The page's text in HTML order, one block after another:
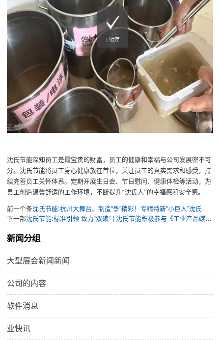
沈氏节能深知员工是最宝贵的财富，员工的健康和幸福与公司发展密不可
分。沈氏节能将员工身心健康放在首位，关注员工的真实需求和感受，持
续完善员工关怀体系。定期开展生日会、节日慰问 、健康体检等活动，为
员工创造温馨舒适的工作环境，不断提升“沈氏人”的幸福感和安全感。
前一个条
下一部
新闻分组
大型展会新闻新闻
公司的内容
软件消息
业快讯